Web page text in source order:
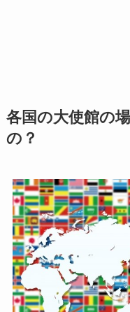
各国の大使館の
の？